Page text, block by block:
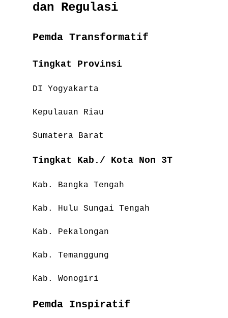
dan Regulasi
Pemda Transformatif
Tingkat Provinsi
DI Yogyakarta
Kepulauan Riau
Sumatera Barat
Tingkat Kab./ Kota Non 3T
Kab. Bangka Tengah
Kab. Hulu Sungai Tengah
Kab. Pekalongan
Kab. Temanggung
Kab. Wonogiri
Pemda Inspiratif